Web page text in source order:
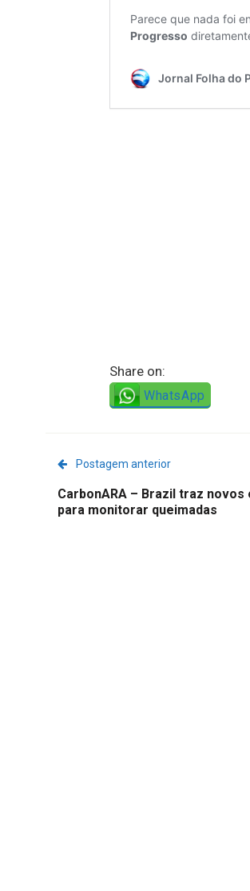
Share on:
WhatsApp
Postagem anterior
CarbonARA – Brazil traz
para monitorar queimadas